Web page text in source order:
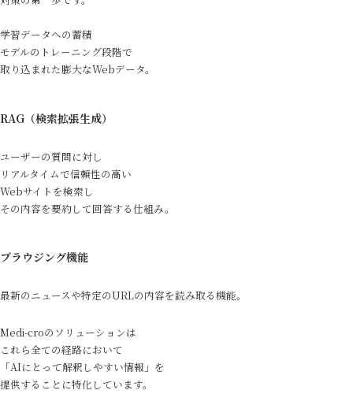
学習データへの蓄積
モデルのトレーニング段階で
取り込まれた膨大なWebデータ。
RAG（検索拡張生成）
ユーザーの質問に対し
リアルタイムで信頼性の高い
Webサイトを検索し
その内容を要約して回答する仕組み。
ブラウジング機能
最新のニュースや特定のURLの内容を読み取る機能。
Medi-croのソリューションは
これら全ての経路において
「AIにとって解釈しやすい情報」を
提供することに特化しています。